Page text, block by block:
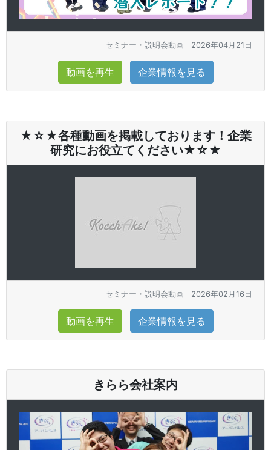
セミナー・説明会動画 2026年04月21日
動画を再生 企業情報を見る
★☆★各種動画を掲載しております！企業
研究にお役立てください★☆★
セミナー・説明会動画 2026年02月16日
動画を再生 企業情報を見る
きらら会社案内